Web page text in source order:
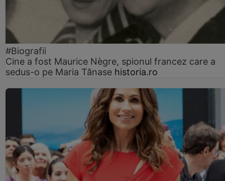
#Biografii
Cine a fost Maurice Nègre, spionul francez care a
sedus-o pe Maria Tănase historia.ro